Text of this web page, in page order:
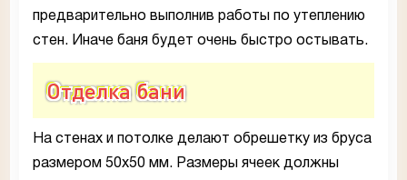
предварительно выполнив работы по утеплению
стен. Иначе баня будет очень быстро остывать.
Отделка бани
На стенах и потолке делают обрешетку из бруса
размером 50х50 мм. Размеры ячеек должны